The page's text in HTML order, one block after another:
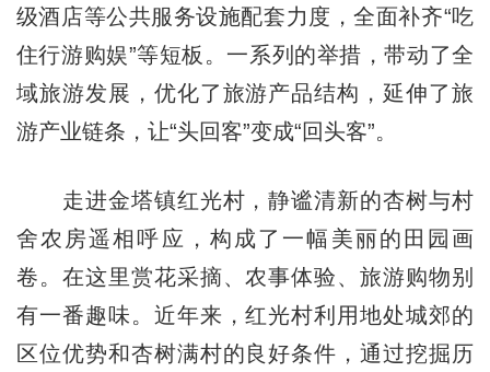
级酒店等公共服务设施配套力度，全面补齐“吃
住行游购娱”等短板。一系列的举措，带动了全
域旅游发展，优化了旅游产品结构，延伸了旅
游产业链条，让“头回客”变成“回头客”。
走进金塔镇红光村，静谧清新的杏树与村
舍农房遥相呼应，构成了一幅美丽的田园画
卷。在这里赏花采摘、农事体验、旅游购物别
有一番趣味。近年来，红光村利用地处城郊的
区位优势和杏树满村的良好条件，通过挖掘历